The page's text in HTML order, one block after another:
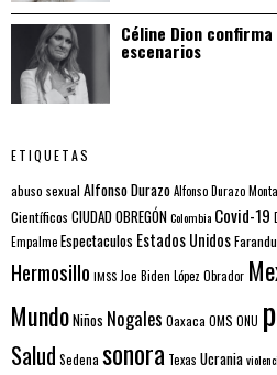
Céline Dion
escenarios
ETIQUETAS
abuso sexual Alfonso DurazoAlfonso Durazo
Científicos CIUDAD OBREGÓNColombia Covid-19
EmpalmeEspectaculos Estados Unidos
Hermosillo IMSSJoe Biden López Obrador
MundoNiños Nogales Oaxaca OMS ONU
Salud Sedena sonora Texas Ucrania